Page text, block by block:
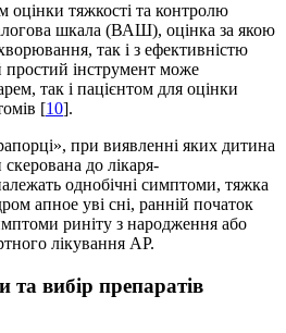
тяжкості та контролю
шкала (ВАШ), оцінка за якою
так і з ефективністю
інструмент може
так і пацієнтом для оцінки
[10].
при виявленні яких дитина
до лікаря-
однобічні симптоми, тяжка
апное уві сні, ранній початок
риніту з наро­дження або
лікування АР.
та вибір препаратів